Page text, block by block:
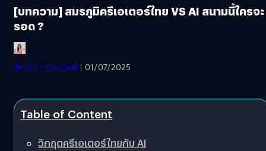
[บทความ] สมรภูมิครีเอเตอร์ไทย VS AI สนามนี้ใครจะ
รอด ?
วัทนวิภา ทานะวงศ์ | 01/07/2025
Table of Content
วิกฤตครีเอเตอร์ไทยกับ AI